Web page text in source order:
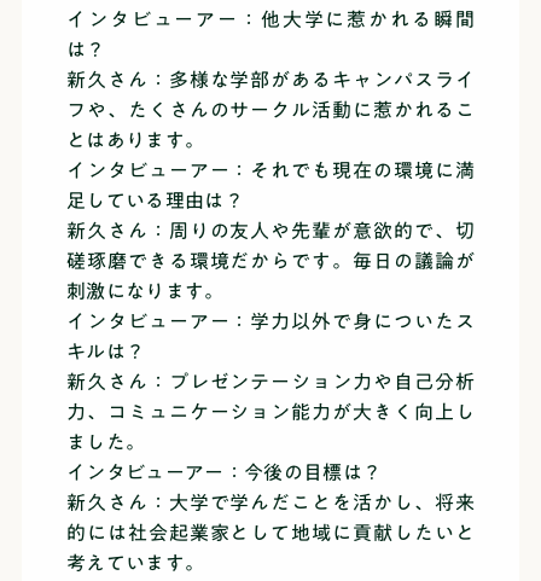
インタビューアー：他大学に惹かれる瞬間
は？
新久さん：多様な学部があるキャンパスライ
フや、たくさんのサークル活動に惹かれるこ
とはあります。
インタビューアー：それでも現在の環境に満
足している理由は？
新久さん：周りの友人や先輩が意欲的で、切
磋琢磨できる環境だからです。毎日の議論が
刺激になります。
インタビューアー：学力以外で身についたス
キルは？
新久さん：プレゼンテーション力や自己分析
力、コミュニケーション能力が大きく向上し
ました。
インタビューアー：今後の目標は？
新久さん：大学で学んだことを活かし、将来
的には社会起業家として地域に貢献したいと
考えています。